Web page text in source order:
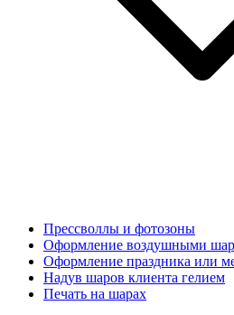
Прессволлы и фотозоны
Оформление воздушными
Оформление праздника или
Надув шаров клиента гелием
Печать на шарах